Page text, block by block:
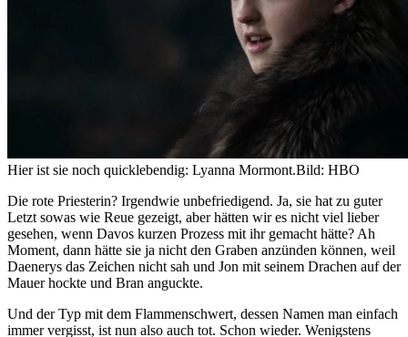
Hier ist sie noch quicklebendig: Lyanna Mormont.Bild: HBO
Die rote Priesterin? Irgendwie unbefriedigend. Ja, sie hat zu guter
Letzt sowas wie Reue gezeigt, aber hätten wir es nicht viel lieber
gesehen, wenn Davos kurzen Prozess mit ihr gemacht hätte? Ah
Moment, dann hätte sie ja nicht den Graben anzünden können, weil
Daenerys das Zeichen nicht sah und Jon mit seinem Drachen auf der
Mauer hockte und Bran anguckte.
Und der Typ mit dem Flammenschwert, dessen Namen man einfach
immer vergisst, ist nun also auch tot. Schon wieder. Wenigstens